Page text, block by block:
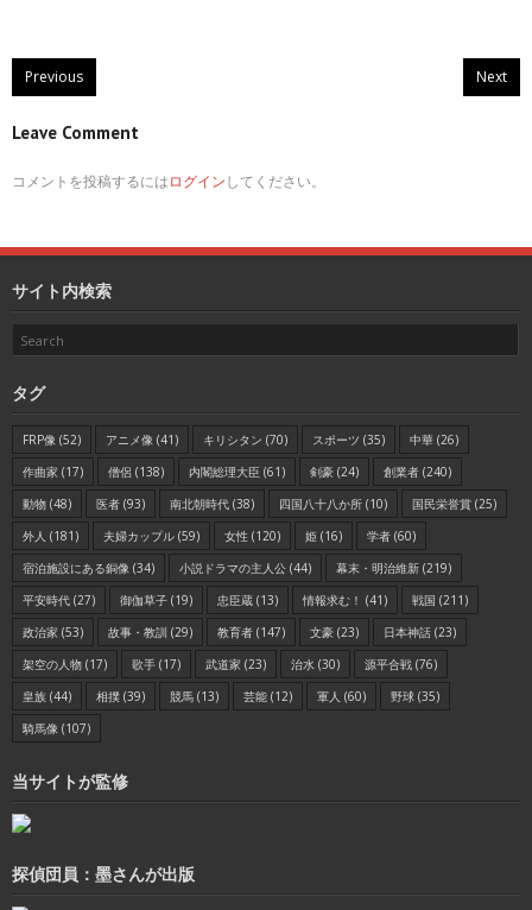
Previous Next
Leave Comment
コメントを投稿するにはログインしてください。
サイト内検索
タグ
FRP像 (52) アニメ像 (41) キリシタン (70) スポーツ (35) 中華 (26)
作曲家 (17) 僧侶 (138) 内閣総理大臣 (61) 剣豪 (24) 創業者 (240)
動物 (48) 医者 (93) 南北朝時代 (38) 四国八十八か所 (10) 国民栄誉賞 (25)
外人 (181) 夫婦カップル (59) 女性 (120) 姫 (16) 学者 (60)
宿泊施設にある銅像 (34) 小説ドラマの主人公 (44) 幕末・明治維新 (219)
平安時代 (27) 御伽草子 (19) 忠臣蔵 (13) 情報求む！ (41) 戦国 (211)
政治家 (53) 故事・教訓 (29) 教育者 (147) 文豪 (23) 日本神話 (23)
架空の人物 (17) 歌手 (17) 武道家 (23) 治水 (30) 源平合戦 (76)
皇族 (44) 相撲 (39) 競馬 (13) 芸能 (12) 軍人 (60) 野球 (35)
騎馬像 (107)
当サイトが監修
探偵団員：墨さんが出版